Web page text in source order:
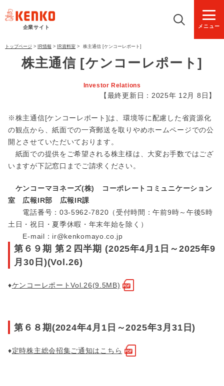
企業サイト メニュー
トップページ > IR情報 > IR資料室 > 株主通信 [ケンコーレポート]
株主通信 [ケンコーレポート]
Investor Relations
【最終更新日：2025年 12月 8日】
※株主通信[ケンコーレポート]は、環境等に配慮した省資源化
の観点から、紙面での一斉郵送を取りやめホームページでの公
開とさせていただいております。
紙面での提供をご希望される株主様は、大変お手数ではござ
いますが下記窓口までご請求ください。
ケンコーマヨネーズ(株) コーポレートコミュニケーション
室 広報IR部 広報IR課
電話番号：03-5962-7820（受付時間：午前9時～午後5時
土日・祝日・夏季休暇・年末年始を除く）
E-mail：ir@kenkomayo.co.jp
第６９期 第２四半期 (2025年4月1日～2025年9
月30日)(Vol.26)
♦ケンコーレポートVol.26(9.5MB)
第６８期(2024年4月1日～2025年3月31日)
♦定時株主総会招集ご通知はこちら